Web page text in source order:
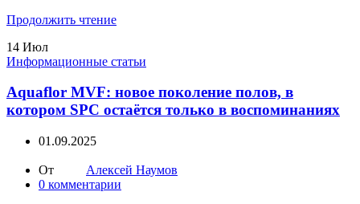
Продолжить чтение
14 Июл
Информационные статьи
Aquaflor MVF: новое поколение полов, в
котором SPC остаётся только в воспоминаниях
01.09.2025
От
Алексей Наумов
0 комментарии